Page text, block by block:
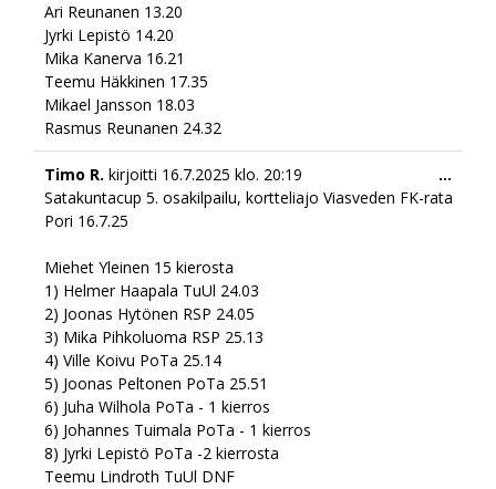
Ari Reunanen 13.20
Jyrki Lepistö 14.20
Mika Kanerva 16.21
Teemu Häkkinen 17.35
Mikael Jansson 18.03
Rasmus Reunanen 24.32
Timo R. kirjoitti 16.7.2025 klo. 20:19
Satakuntacup 5. osakilpailu, kortteliajo Viasveden FK-rata
Pori 16.7.25
Miehet Yleinen 15 kierosta
1) Helmer Haapala TuUl 24.03
2) Joonas Hytönen RSP 24.05
3) Mika Pihkoluoma RSP 25.13
4) Ville Koivu PoTa 25.14
5) Joonas Peltonen PoTa 25.51
6) Juha Wilhola PoTa - 1 kierros
6) Johannes Tuimala PoTa - 1 kierros
8) Jyrki Lepistö PoTa -2 kierrosta
Teemu Lindroth TuUl DNF
...
this